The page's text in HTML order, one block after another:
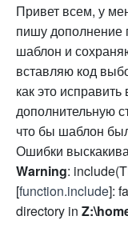
Привет всем, у
пишу дополнение
шаблон и
вставляю код
как это
дополнительную
что бы шаблон
Ошибки
Warning:
[function.include]:
directory in